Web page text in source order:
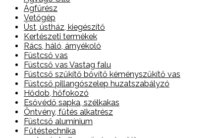
Ágfűrész
Vetőgép
Üst, üstház, kiegészítő
Kertészeti termékek
Rács, háló, árnyékoló
Füstcső vas
Füstcső vas Vastag falu
Füstcső szűkítő bővítő kéményszűkítő vas
Füstcső pillangószelep huzatszabályzó
Hődob, hőfokozó
Esővédő sapka, szélkakas
Öntvény, fűtés alkatrész
Füstcső alumínium
Fűtéstechnika